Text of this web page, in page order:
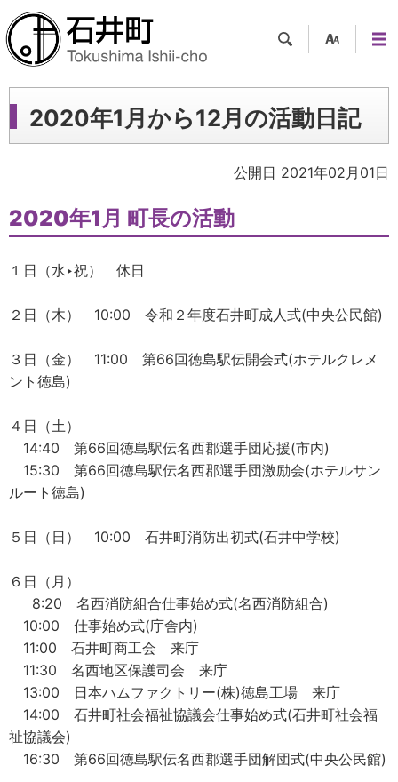
ツー
ル
ュー
2020年1月から12月の活動日記
公開日 2021年02月01日
2020年1月 町長の活動
１日（水‣祝） 休日
２日（木） 10:00 令和２年度石井町成人式(中央公民館)
３日（金） 11:00 第66回徳島駅伝開会式(ホテルクレメ
ント徳島)
４日（土）
14:40 第66回徳島駅伝名西郡選手団応援(市内)
15:30 第66回徳島駅伝名西郡選手団激励会(ホテルサン
ルート徳島)
５日（日） 10:00 石井町消防出初式(石井中学校)
６日（月）
8:20 名西消防組合仕事始め式(名西消防組合)
10:00 仕事始め式(庁舎内)
11:00 石井町商工会 来庁
11:30 名西地区保護司会 来庁
13:00 日本ハムファクトリー(株)徳島工場 来庁
14:00 石井町社会福祉協議会仕事始め式(石井町社会福
祉協議会)
16:30 第66回徳島駅伝名西郡選手団解団式(中央公民館)